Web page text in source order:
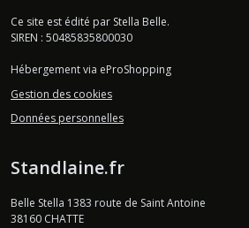
Ce site est édité par Stella Belle.
SIREN : 50485835800030
Hébergement via eProShopping
Gestion des cookies
Données personnelles
Standlaine.fr
Belle Stella 1383 route de Saint Antoine
38160 CHATTE